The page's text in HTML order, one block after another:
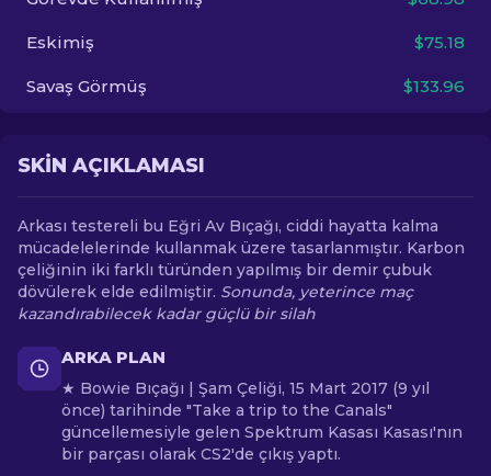
Eskimiş $75.18
Savaş Görmüş $133.96
SKIN AÇIKLAMASI
Arkası testereli bu Eğri Av Bıçağı, ciddi hayatta kalma
mücadelelerinde kullanmak üzere tasarlanmıştır. Karbon
çeliğinin iki farklı türünden yapılmış bir demir çubuk
dövülerek elde edilmiştir. Sonunda, yeterince maç
kazandırabilecek kadar güçlü bir silah
ARKA PLAN
★ Bowie Bıçağı | Şam Çeliği, 15 Mart 2017 (9 yıl
önce) tarihinde "Take a trip to the Canals"
güncellemesiyle gelen Spektrum Kasası Kasası'nın
bir parçası olarak CS2'de çıkış yaptı.